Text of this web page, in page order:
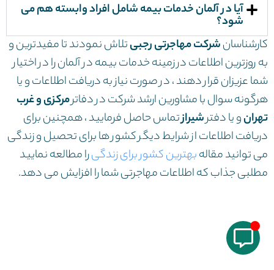
آیا در آلمان خدمات بیمه شامل افراد وابسته هم می
شود؟
کارشناسانشرکت مهاجرتی رجبیتلاش نمودند تا مفیدترین و
به روزترین اطلاعات در زمینه خدمات بیمه در آلمان را در اختیار
شما عزیزان قرار دهند ، در صورت نیاز به دریافت اطلاعات و یا
هرگونه سوال با مشاورین ارشد شرکت در دفاترمرکزی و غرب
تهرانو یا دفترشیرازتماس حاصل فرمایید ، همچنین برای
دریافت اطلاعات از شرایط دیگر کشور ها برای تحصیل و زندگی
می توانید مقالهبهترین کشور برای زندگی​را مطالعه نمایید
مطلبی جذاب که اطلاعات مهاجرتی شما را افزایش می دهد.